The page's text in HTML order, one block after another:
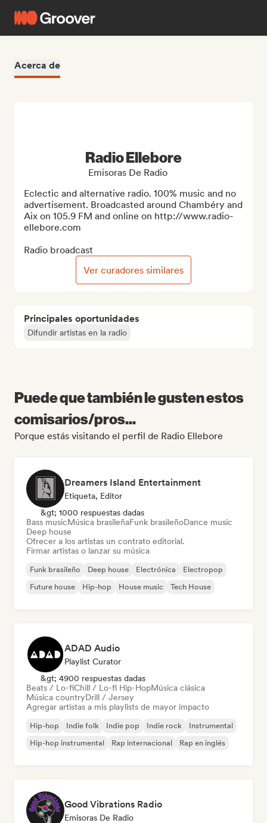
Acerca de
Principales oportunidades
Difundir artistas en la radio
Radio Ellebore
Emisoras De Radio
Eclectic and alternative radio. 100% music and no
advertisement. Broadcasted around Chambéry and
Aix on 105.9 FM and online on http://www.radio-
ellebore.com
Radio broadcast
Ver curadores similares
Puede que también le gusten estos
comisarios/pros...
Porque estás visitando el perfil de Radio Ellebore
Dreamers Island Entertainment
Etiqueta, Editor
&gt; 1000 respuestas dadas
Bass musicMúsica brasileñaFunk brasileñoDance music
Deep house
Ofrecer a los artistas un contrato editorial.
Firmar artistas o lanzar su música
Funk brasileño Deep house Electrónica
Electropop
Future house
Hip-hop House music Tech House
ADAD Audio
Playlist Curator
&gt; 4900 respuestas dadas
Beats / Lo-fiChill / Lo-fi Hip-HopMúsica clásica
Música countryDrill / Jersey
Agregar artistas a mis playlists de mayor impacto
Hip-hop Indie folk Indie pop Indie rock
Instrumental
Hip-hop instrumental
Rap internacional Rap en inglés
Good Vibrations Radio
Emisoras De Radio